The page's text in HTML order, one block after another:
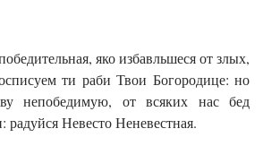
яко избавльшеся от злых,
ти раби Твои Богородице: но
непобедимую, от всяких нас бед
радуйся Невесто Неневестная.